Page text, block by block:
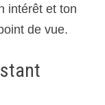
intérêt et ton
de vue.